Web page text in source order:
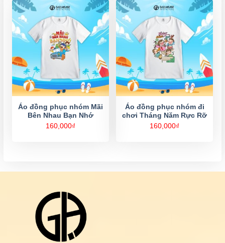
Áo đồng phục nhóm Mãi
Bên Nhau Bạn Nhớ
160,000₫
Áo đồng phục nhóm đi
chơi Tháng Năm Rực Rỡ
160,000₫